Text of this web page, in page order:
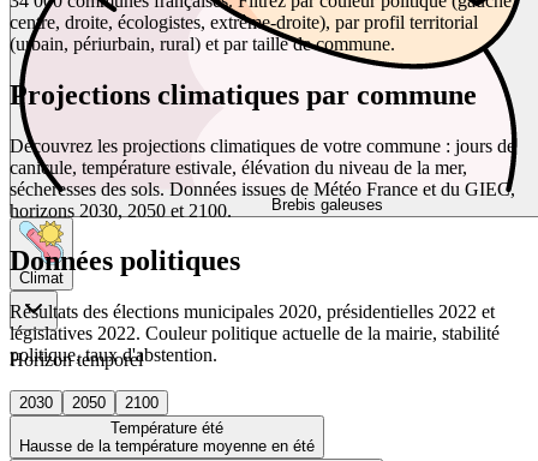
Brebis galeuses
Climat
Horizon temporel
2030 2050
2100
Température été
Hausse de la température moyenne en été
centre, droite, écologistes, extrême-droite), par profil territorial
(urbain, périurbain, rural) et par taille de commune.
Projections climatiques par commune
Découvrez les projections climatiques de votre commune : jours de
canicule, température estivale, élévation du niveau de la mer,
sécheresses des sols. Données issues de Météo France et du GIEC,
horizons 2030, 2050 et 2100.
Données politiques
Résultats des élections municipales 2020, présidentielles 2022 et
législatives 2022. Couleur politique actuelle de la mairie, stabilité
politique, taux d'abstention.